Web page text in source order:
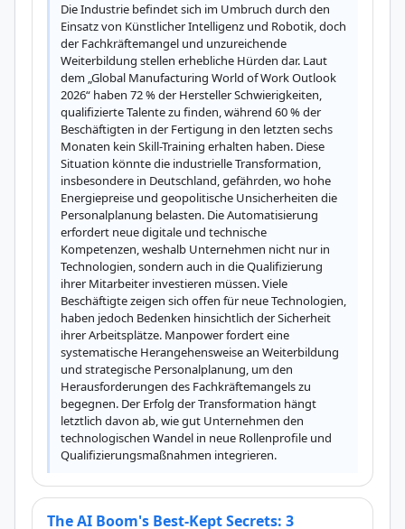
Die Industrie befindet sich im Umbruch durch den
Einsatz von Künstlicher Intelligenz und Robotik, doch
der Fachkräftemangel und unzureichende
Weiterbildung stellen erhebliche Hürden dar. Laut
dem „Global Manufacturing World of Work Outlook
2026“ haben 72 % der Hersteller Schwierigkeiten,
qualifizierte Talente zu finden, während 60 % der
Beschäftigten in der Fertigung in den letzten sechs
Monaten kein Skill-Training erhalten haben. Diese
Situation könnte die industrielle Transformation,
insbesondere in Deutschland, gefährden, wo hohe
Energiepreise und geopolitische Unsicherheiten die
Personalplanung belasten. Die Automatisierung
erfordert neue digitale und technische
Kompetenzen, weshalb Unternehmen nicht nur in
Technologien, sondern auch in die Qualifizierung
ihrer Mitarbeiter investieren müssen. Viele
Beschäftigte zeigen sich offen für neue Technologien,
haben jedoch Bedenken hinsichtlich der Sicherheit
ihrer Arbeitsplätze. Manpower fordert eine
systematische Herangehensweise an Weiterbildung
und strategische Personalplanung, um den
Herausforderungen des Fachkräftemangels zu
begegnen. Der Erfolg der Transformation hängt
letztlich davon ab, wie gut Unternehmen den
technologischen Wandel in neue Rollenprofile und
Qualifizierungsmaßnahmen integrieren.
The AI Boom's Best-Kept Secrets: 3